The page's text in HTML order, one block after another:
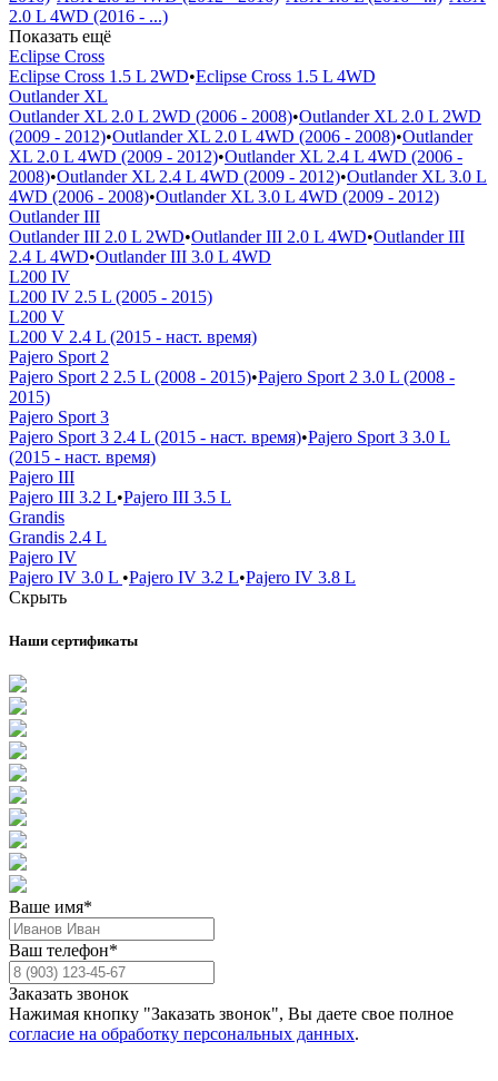
2.0 L 4WD (2016 - ...)
Показать ещё
Eclipse Cross
Eclipse Cross 1.5 L 2WD•Eclipse Cross 1.5 L 4WD
Outlander XL
Outlander XL 2.0 L 2WD (2006 - 2008)•Outlander XL 2.0 L 2WD
(2009 - 2012)•Outlander XL 2.0 L 4WD (2006 - 2008)•Outlander
XL 2.0 L 4WD (2009 - 2012)•Outlander XL 2.4 L 4WD (2006 -
2008)•Outlander XL 2.4 L 4WD (2009 - 2012)•Outlander XL 3.0 L
4WD (2006 - 2008)•Outlander XL 3.0 L 4WD (2009 - 2012)
Outlander III
Outlander III 2.0 L 2WD•Outlander III 2.0 L 4WD•Outlander III
2.4 L 4WD•Outlander III 3.0 L 4WD
L200 IV
L200 IV 2.5 L (2005 - 2015)
L200 V
L200 V 2.4 L (2015 - наст. время)
Pajero Sport 2
Pajero Sport 2 2.5 L (2008 - 2015)•Pajero Sport 2 3.0 L (2008 -
2015)
Pajero Sport 3
Pajero Sport 3 2.4 L (2015 - наст. время)•Pajero Sport 3 3.0 L
(2015 - наст. время)
Pajero III
Pajero III 3.2 L•Pajero III 3.5 L
Grandis
Grandis 2.4 L
Pajero IV
Pajero IV 3.0 L •Pajero IV 3.2 L•Pajero IV 3.8 L
Скрыть
Наши сертификаты
Ваше имя*
Ваш телефон*
Заказать звонок
Нажимая кнопку "Заказать звонок", Вы даете свое полное
согласие на обработку персональных данных.